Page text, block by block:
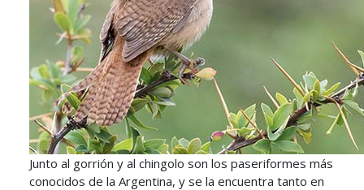
Junto al gorrión y al chingolo son los paseriformes más
conocidos de la Argentina, y se la encuentra tanto en